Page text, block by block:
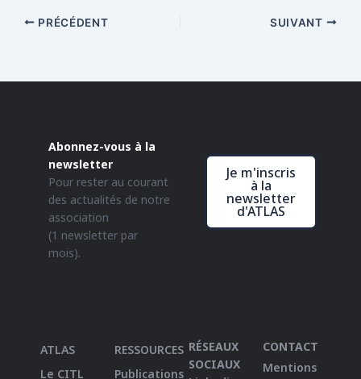
PRÉCÉDENT SUIVANT
Abonnez-vous à la
newsletter
Pour rester au courant
des actualités de notre
association
(1 newsletter par
mois).
Je m'inscris
à la
newsletter
d'ATLAS
ATLAS
Le CITL
RESSOURCES
Publications
RÉSEAUX
SOCIAUX
CONTACT
Mentions